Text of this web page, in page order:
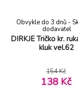
DIRKJE Tričko kr.
kluk vel.62
Obvykle do 3 dnů -
dodavatel
154 Kč
138 Kč